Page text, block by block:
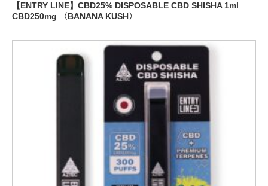
【ENTRY LINE】CBD25% DISPOSABLE CBD SHISHA 1ml
CBD250mg 〈BANANA KUSH〉